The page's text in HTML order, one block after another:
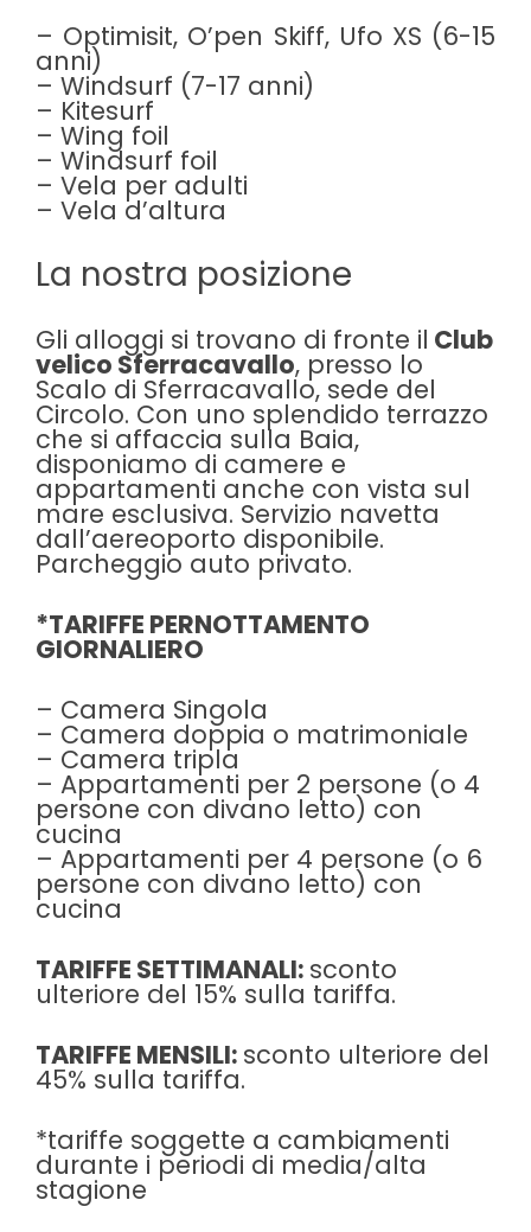
– Optimisit, O’pen Skiff, Ufo XS (6-15
anni)
– Windsurf (7-17 anni)
– Kitesurf
– Wing foil
– Windsurf foil
– Vela per adulti
– Vela d’altura
La nostra posizione
Gli alloggi si trovano di fronte il Club
velico Sferracavallo, presso lo
Scalo di Sferracavallo, sede del
Circolo. Con uno splendido terrazzo
che si affaccia sulla Baia,
disponiamo di camere e
appartamenti anche con vista sul
mare esclusiva. Servizio navetta
dall’aereoporto disponibile.
Parcheggio auto privato.
*TARIFFE PERNOTTAMENTO
GIORNALIERO
– Camera Singola
– Camera doppia o matrimoniale
– Camera tripla
– Appartamenti per 2 persone (o 4
persone con divano letto) con
cucina
– Appartamenti per 4 persone (o 6
persone con divano letto) con
cucina
TARIFFE SETTIMANALI: sconto
ulteriore del 15% sulla tariffa.
TARIFFE MENSILI: sconto ulteriore del
45% sulla tariffa.
*tariffe soggette a cambiamenti
durante i periodi di media/alta
stagione